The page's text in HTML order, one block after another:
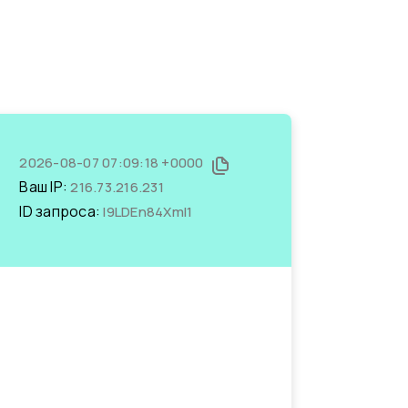
2026-08-07 07:09:18 +0000
Ваш IP:216.73.216.231
ID запроса:I9LDEn84XmI1